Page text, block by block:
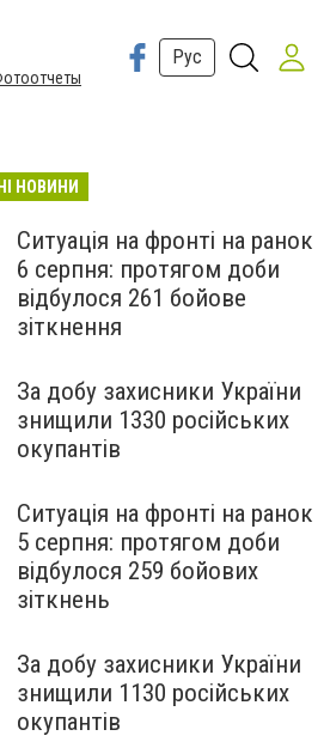
Рус
НОВИНИ
Ситуація на фронті на ранок
6 серпня: протягом доби
відбулося 261 бойове
зіткнення
За добу захисники України
знищили 1330 російських
окупантів
Ситуація на фронті на ранок
5 серпня: протягом доби
відбулося 259 бойових
зіткнень
За добу захисники України
знищили 1130 російських
окупантів